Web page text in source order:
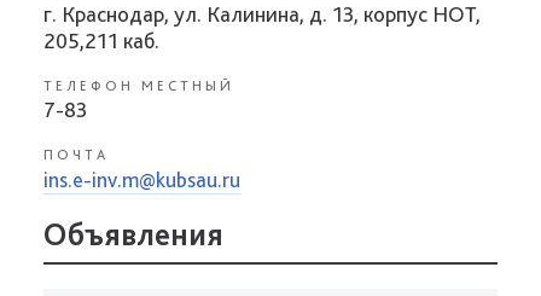
г. Краснодар, ул. Калинина, д. 13, корпус НОТ,
205,211 каб.
ТЕЛЕФОН МЕСТНЫЙ
7-83
ПОЧТА
ins.e-inv.m@kubsau.ru
Объявления